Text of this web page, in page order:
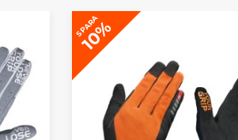
SPARA
10%